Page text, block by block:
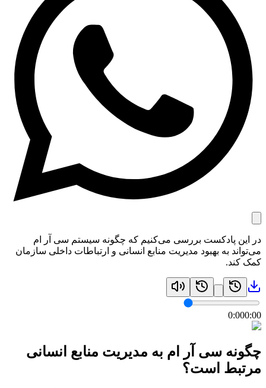
در این پادکست بررسی می‌کنیم که چگونه سیستم سی آر ام
می‌تواند به بهبود مدیریت منابع انسانی و ارتباطات داخلی سازمان
کمک کند.
0:000:00
چگونه سی آر ام به مدیریت منابع انسانی
مرتبط است؟